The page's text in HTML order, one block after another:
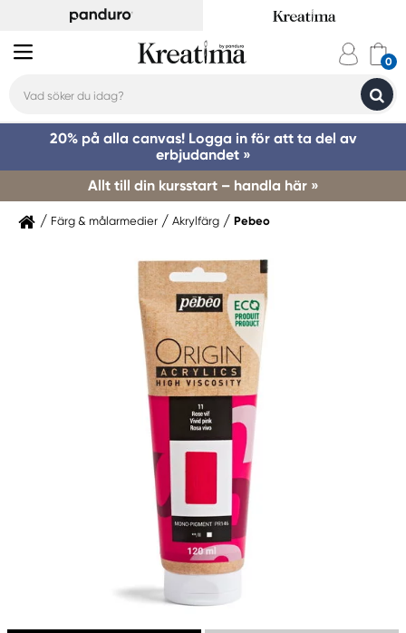
20% på alla canvas! Logga in för att ta del av
erbjudandet »
Allt till din kursstart – handla här »
Färg & målarmedier Akrylfärg Pebeo